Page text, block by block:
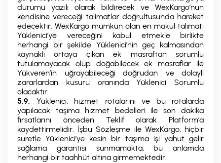
durumu yazılı olarak bildirecek ve WexKargo’nun
kendisine vereceği talimatlar doğrultusunda hareket
edecektir. WexKargo mümkün olan en makul talimatı
Yüklenici’ye vereceğini kabul etmekle birlikte
herhangi bir şekilde Yüklenici’nin geç kalmasından
kaynaklı ortaya çıkan ek masraftan sorumlu
tutulamayacak olup doğabilecek ek masraflar ile
Yükveren’in uğrayabileceği doğrudan ve dolaylı
zararlardan kusuru oranında Yüklenici Sorumlu
olacaktır.
5.9. Yüklenici, hizmet rotalarını ve bu rotalarda
yapılacak taşıma hizmet bedelleri ile son dakika
fırsatlarını önceden Teklif olarak Platform’a
kaydettirmelidir. İşbu Sözleşme ile WexKargo, hiçbir
suretle Yüklenici’ye kesin bir taşıma işi yahut gelir
sağlama garantisi sunmamakta, bu anlamda
herhangi bir taahhüt altına girmemektedir.